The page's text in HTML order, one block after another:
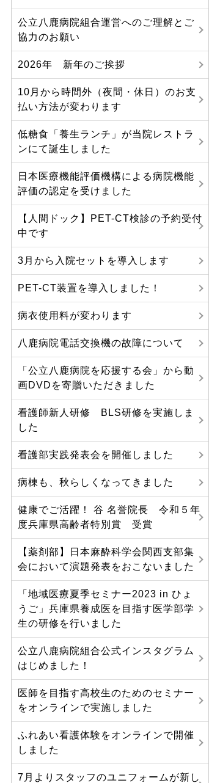
公立八鹿病院組合運営へのご理解とご
協力のお願い
2026年 新年のご挨拶
10月から時間外（夜間・休日）のお支
払い方法が変わります
低糖食「養生ランチ」が当院レストラ
ンにて誕生しました
日本医療機能評価機構による病院機能
評価の認定を受けました
【人間ドック】PET-CT検診の予約受付
中です
3月から入院セットを導入します
PET-CT装置を導入しました！
病衣使用料が変わります
八鹿病院電話交換機の故障について
「公立八鹿病院を応援する会」から動
画DVDを寄贈いただきました
看護師新人研修 BLS研修を実施しま
した
看護部実践発表会を開催しました
病棟も、秋らしくなってきました
健康でご活躍！ 谷 名誉院長 令和５年
度兵庫県高齢者特別賞 受賞
【薬剤部】日本麻酔科学会関西支部集
会において演題発表をおこないました
「地域医療夏季セミナー2023 in ひょ
うご」兵庫県養成医を目指す医学部学
生の研修を行いました
公立八鹿病院組合公式インスタグラム
はじめました！
医師を目指す高校生のためのセミナー
をオンラインで実施しました
ふれあい看護体験をオンラインで開催
しました
7月よりスタッフのユニフォームが新し